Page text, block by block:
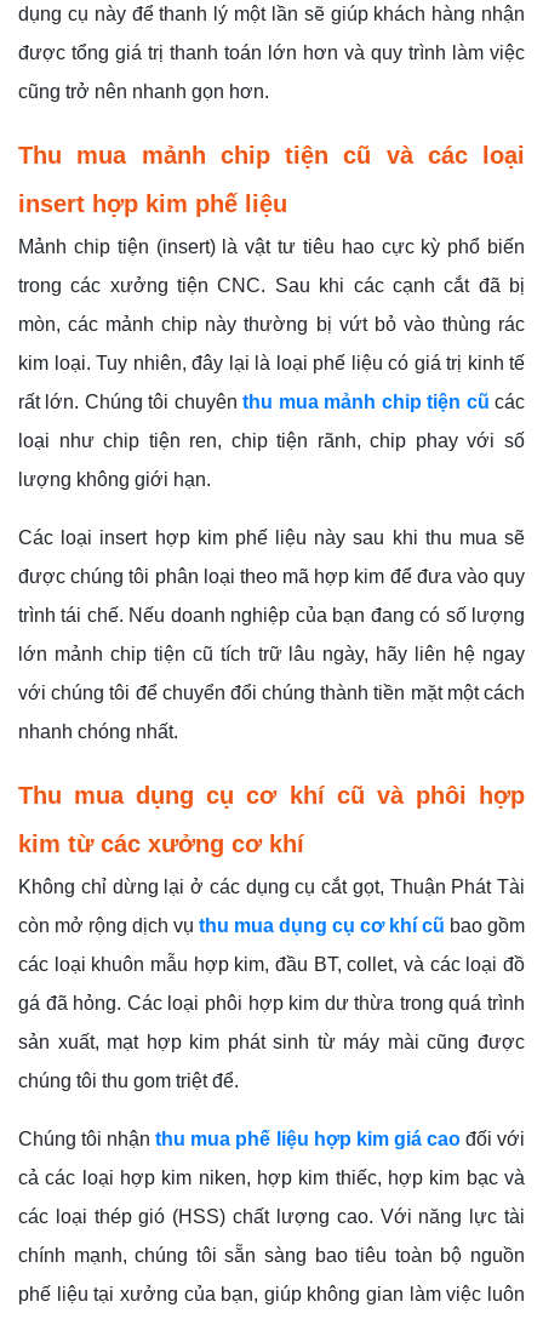
dụng cụ này để thanh lý một lần sẽ giúp khách hàng nhận
được tổng giá trị thanh toán lớn hơn và quy trình làm việc
cũng trở nên nhanh gọn hơn.
Thu mua mảnh chip tiện cũ và các loại
insert hợp kim phế liệu
Mảnh chip tiện (insert) là vật tư tiêu hao cực kỳ phổ biến
trong các xưởng tiện CNC. Sau khi các cạnh cắt đã bị
mòn, các mảnh chip này thường bị vứt bỏ vào thùng rác
kim loại. Tuy nhiên, đây lại là loại phế liệu có giá trị kinh tế
rất lớn. Chúng tôi chuyênthu mua mảnh chip tiện cũ các
loại như chip tiện ren, chip tiện rãnh, chip phay với số
lượng không giới hạn.
Các loại insert hợp kim phế liệu này sau khi thu mua sẽ
được chúng tôi phân loại theo mã hợp kim để đưa vào quy
trình tái chế. Nếu doanh nghiệp của bạn đang có số lượng
lớn mảnh chip tiện cũ tích trữ lâu ngày, hãy liên hệ ngay
với chúng tôi để chuyển đổi chúng thành tiền mặt một cách
nhanh chóng nhất.
Thu mua dụng cụ cơ khí cũ và phôi hợp
kim từ các xưởng cơ khí
Không chỉ dừng lại ở các dụng cụ cắt gọt, Thuận Phát Tài
còn mở rộng dịch vụ thu mua dụng cụ cơ khí cũ bao gồm
các loại khuôn mẫu hợp kim, đầu BT, collet, và các loại đồ
gá đã hỏng. Các loại phôi hợp kim dư thừa trong quá trình
sản xuất, mạt hợp kim phát sinh từ máy mài cũng được
chúng tôi thu gom triệt để.
Chúng tôi nhậnthu mua phế liệu hợp kim giá caođối với
cả các loại hợp kim niken, hợp kim thiếc, hợp kim bạc và
các loại thép gió (HSS) chất lượng cao. Với năng lực tài
chính mạnh, chúng tôi sẵn sàng bao tiêu toàn bộ nguồn
phế liệu tại xưởng của bạn, giúp không gian làm việc luôn